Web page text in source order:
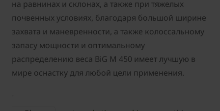
на равнинах и склонах, а также при тяжелых
почвенных условиях, благодаря большой ширине
захвата и маневренности, а также колоссальному
запасу мощности и оптимальному
распределению веса BiG M 450 имеет лучшую в
мире оснастку для любой цели применения.